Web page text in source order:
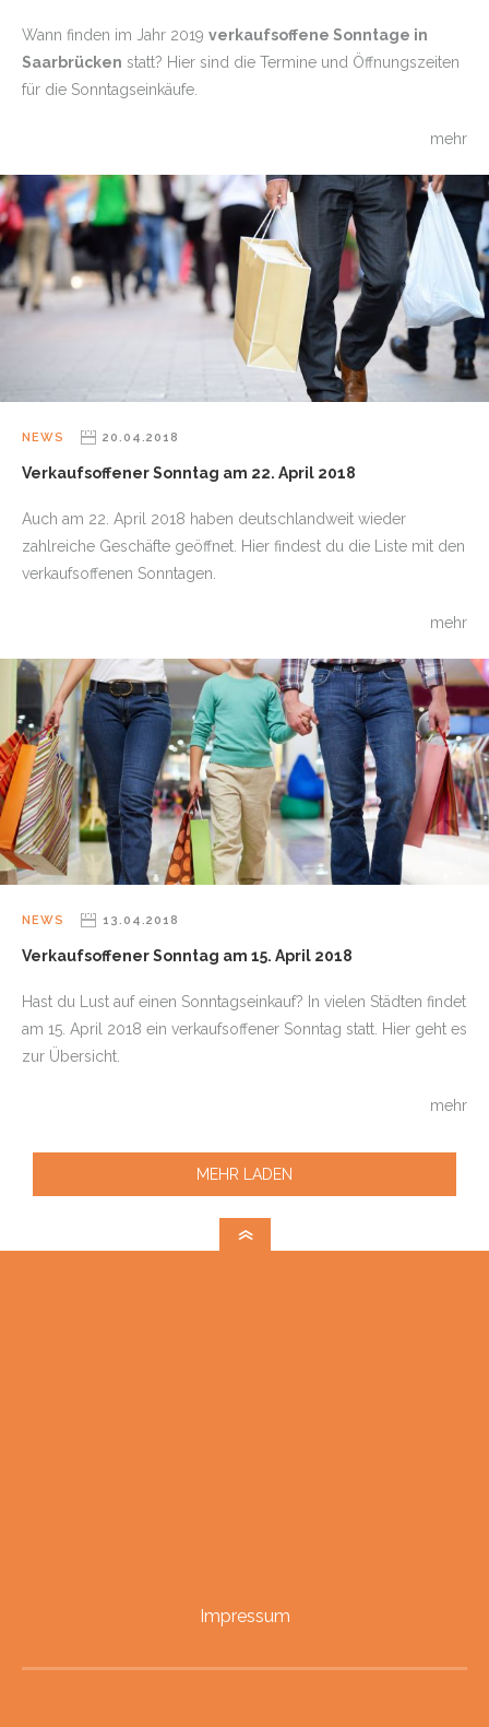
Wann finden im Jahr 2019 verkaufsoffene Sonntage in
Saarbrücken statt? Hier sind die Termine und Öffnungszeiten
für die Sonntagseinkäufe.
mehr
NEWS 20.04.2018
Verkaufsoffener Sonntag am 22. April 2018
Auch am 22. April 2018 haben deutschlandweit wieder
zahlreiche Geschäfte geöffnet. Hier findest du die Liste mit den
verkaufsoffenen Sonntagen.
mehr
NEWS 13.04.2018
Verkaufsoffener Sonntag am 15. April 2018
Hast du Lust auf einen Sonntagseinkauf? In vielen Städten findet
am 15. April 2018 ein verkaufsoffener Sonntag statt. Hier geht es
zur Übersicht.
mehr
MEHR LADEN
Impressum